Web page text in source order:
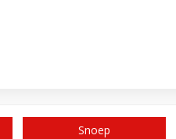
Snoep